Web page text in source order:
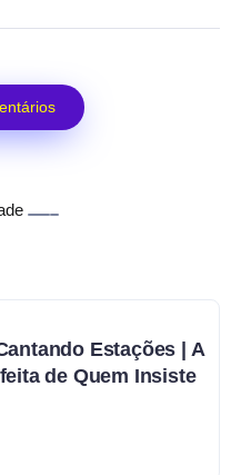
Estações | A
de Quem Insiste